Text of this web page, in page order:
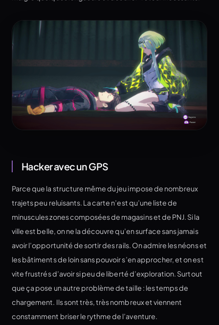
Hacker avec un GPS
Parce que la structure même du jeu impose de nombreux
trajets peu reluisants. La carte n’est qu’une liste de
minuscules zones composées de magasins et de PNJ. Si la
ville est belle, on ne la découvre qu’en surface sans jamais
avoir l’opportunité de sortir des rails. On admire les néons et
les bâtiments de loin sans pouvoir s’en approcher, et on est
vite frustrés d’avoir si peu de liberté d’exploration. Surtout
que ça pose un autre problème de taille : les temps de
chargement. Ils sont très, très nombreux et viennent
constamment briser le rythme de l’aventure.